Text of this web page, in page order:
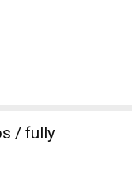
/ fully